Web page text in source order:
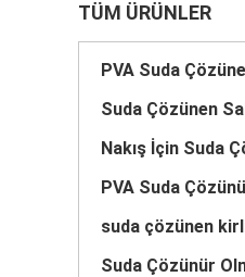
TÜM ÜRÜNLER
PVA Suda
Suda Çözünen
Nakış İçin Suda
PVA Suda